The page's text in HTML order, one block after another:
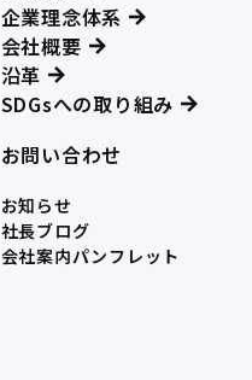
企業理念体系
会社概要
沿革
SDGsへの取り組み
お問い合わせ
お知らせ
社長ブログ
会社案内パンフレット